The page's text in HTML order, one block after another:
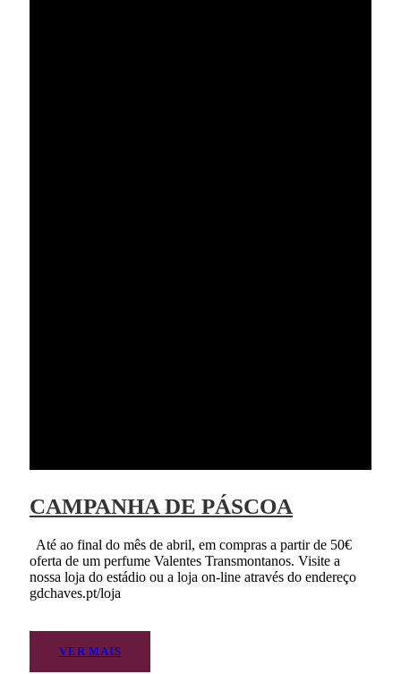
CAMPANHA DE PÁSCOA
Até ao final do mês de abril, em compras a partir de 50€
oferta de um perfume Valentes Transmontanos. Visite a
nossa loja do estádio ou a loja on-line através do endereço
gdchaves.pt/loja
VER MAIS